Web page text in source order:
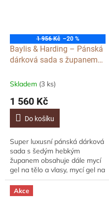
1 956 Kč –20 %
Baylis & Harding – Pánská
dárková sada s županem
Santalové Dřevo, 4ks
Skladem (3 ks)
1 560 Kč
Do košíku
Super luxusní pánská dárková
sada s šedým hebkým
županem obsahuje dále mycí
gel na tělo a vlasy, mycí gel na
obličej a sůl do koupele pro
unavené svaly s hřejivou
pánskou...
Akce